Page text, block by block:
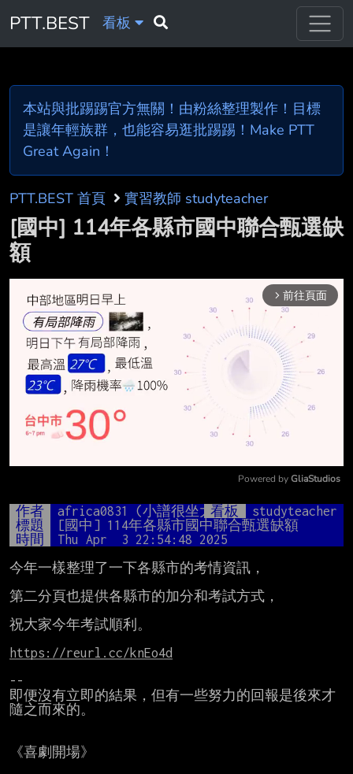
PTT.BEST 看板
本站與批踢踢官方無關！由粉絲整理製作！目標
是讓年輕族群，也能容易逛批踢踢！Make PTT
Great Again！
PTT.BEST 首頁 實習教師 studyteacher
[國中] 114年各縣市國中聯合甄選缺
額
arrow_forward_ios 前往頁面
Mute
Powered by GliaStudios
作者 africa0831 (小譜很坐大)看板
studyteacher
標題
[國中] 114年各縣市國中聯合甄選缺額
時間
Thu Apr  3 22:54:48 2025
今年一樣整理了一下各縣市的考情資訊，
第二分頁也提供各縣市的加分和考試方式，
祝大家今年考試順利。
https://reurl.cc/knEo4d
--
即便沒有立即的結果，但有一些努力的回報是後來才
隨之而來的。
《喜劇開場》